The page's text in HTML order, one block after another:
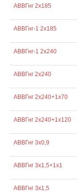
АВВГнг 2х185
АВВГнг-1 2х185
АВВГнг-1 2х240
АВВГнг 2х240
АВВГнг 2х240+1х70
АВВГнг 2х240+1х120
АВВГнг 3х0,9
АВВГнг 3х1,5+1х1
АВВГнг 3х1,5